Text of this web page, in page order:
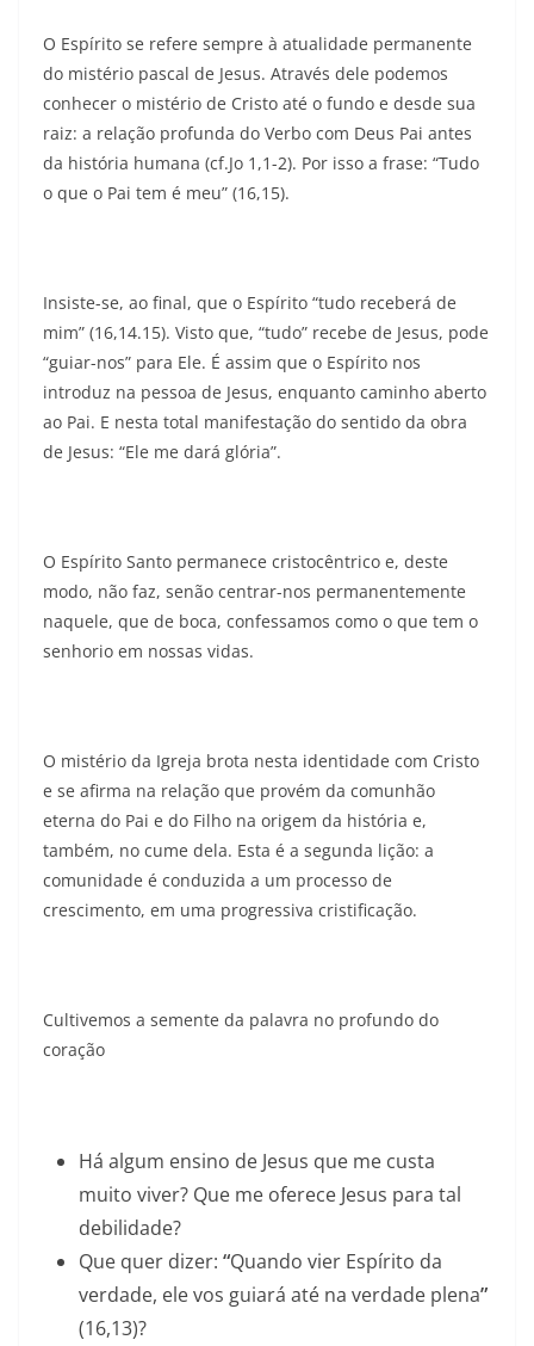
O Espírito se refere sempre à atualidade permanente
do mistério pascal de Jesus. Através dele podemos
conhecer o mistério de Cristo até o fundo e desde sua
raiz: a relação profunda do Verbo com Deus Pai antes
da história humana (cf.Jo 1,1-2). Por isso a frase: “Tudo
o que o Pai tem é meu” (16,15).
Insiste-se, ao final, que o Espírito “tudo receberá de
mim” (16,14.15). Visto que, “tudo” recebe de Jesus, pode
“guiar-nos” para Ele. É assim que o Espírito nos
introduz na pessoa de Jesus, enquanto caminho aberto
ao Pai. E nesta total manifestação do sentido da obra
de Jesus: “Ele me dará glória”.
O Espírito Santo permanece cristocêntrico e, deste
modo, não faz, senão centrar-nos permanentemente
naquele, que de boca, confessamos como o que tem o
senhorio em nossas vidas.
O mistério da Igreja brota nesta identidade com Cristo
e se afirma na relação que provém da comunhão
eterna do Pai e do Filho na origem da história e,
também, no cume dela. Esta é a segunda lição: a
comunidade é conduzida a um processo de
crescimento, em uma progressiva cristificação.
Cultivemos a semente da palavra no profundo do
coração
Há algum ensino de Jesus que me custa
muito viver? Que me oferece Jesus para tal
debilidade?
Que quer dizer: “Quando vier Espírito da
verdade, ele vos guiará até na verdade plena”
(16,13)?